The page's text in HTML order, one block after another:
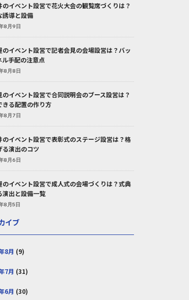
のイベント設営で花火大会の観覧席づくりは？
誘導と設備
8月9日
のイベント設営で記者会見の会場設営は？バッ
ル手配の注意点
8月8日
のイベント設営で合同説明会のブース設営は？
きる配置の作り方
8月7日
のイベント設営で表彰式のステージ設営は？格
る演出のコツ
8月6日
のイベント設営で成人式の会場づくりは？式典
演出と設備一覧
8月5日
イブ
8月 (9)
7月 (31)
6月 (30)